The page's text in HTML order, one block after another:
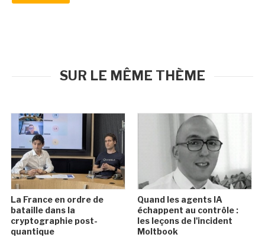
SUR LE MÊME THÈME
La France en ordre de
bataille dans la
cryptographie post-
quantique
Quand les agents IA
échappent au contrôle :
les leçons de l'incident
Moltbook